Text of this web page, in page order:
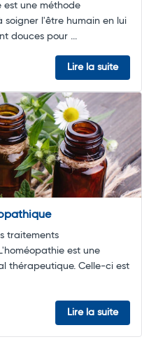
est une méthode
l'être humain en lui
douces pour ...
Lire la suite
traitements
est une
thérapeutique. Celle-ci est
Lire la suite